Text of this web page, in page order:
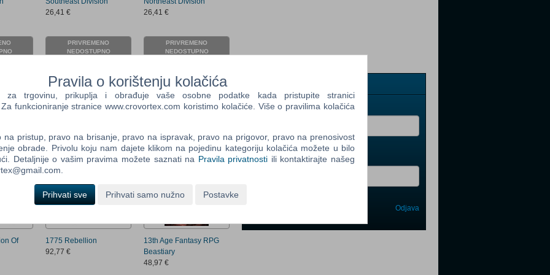
26,41 €
26,41 €
Rhine
PRIVREMENO
NEDOSTUPNO
66,23 €
PRIVREMENO
NEDOSTUPNO
Of
1775 Rebellion
92,77 €
13th Age Fantasy RPG
Beastiary
48,97 €
Ime i prezime
Vaš email
One
Odjava
Pravila o korištenju kolačića
za trgovinu, prikuplja i obrađuje vaše osobne podatke kada pristupite stranici
funkcioniranje stranice www.crovortex.com koristimo kolačiće. Više o pravilima kolačića
na pristup, pravo na brisanje, pravo na ispravak, pravo na prigovor, pravo na prenosivost
obrade. Privolu koju nam dajete klikom na pojedinu kategoriju kolačića možete u bilo
Detaljnije o vašim pravima možete saznati na Pravila privatnosti ili kontaktirajte našeg
Prihvati sve Prihvati samo nužno Postavke